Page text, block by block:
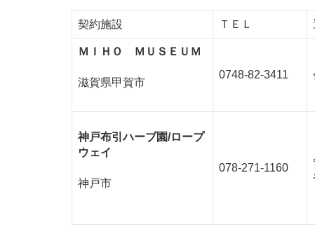
契約施設 ＴＥＬ
ＭＩＨＯ ＭＵＳＥＵＭ
滋賀県甲賀市
0748-82-3411
神戸布引ハーブ園/ロープ
ウェイ
神戸市
078-271-1160